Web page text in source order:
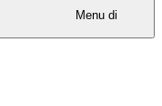
Menu di